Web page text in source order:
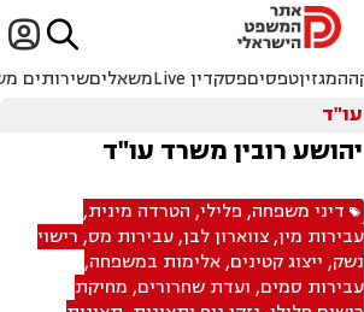
ﱐ
המגזיןטפסיםפסקדין Live משאליםשירותים
יהושע רובין משרד עו"ד
דיני משפחה, פלילי, הטרדה מינית,
עבירות מין,צווארון לבן,עבירות מס, רישוי
נשק, ייצוג קטינים,אלימות במשפחה,
עבירות סמים, ועדת שחרורים, מחיקת